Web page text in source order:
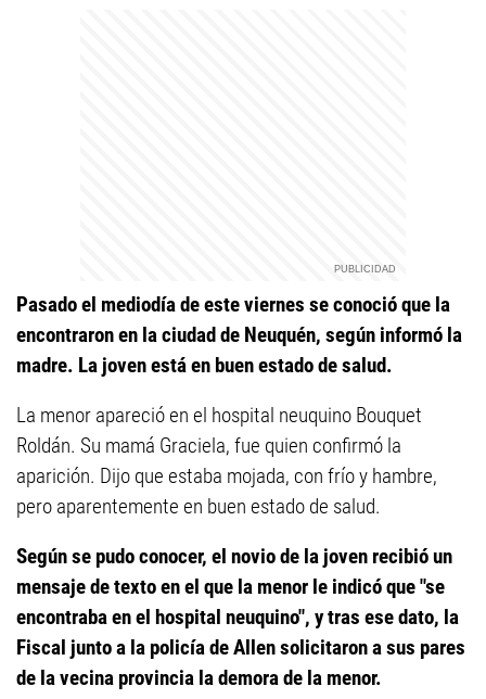
Pasado el mediodía de este viernes se conoció que la
encontraron en la ciudad de Neuquén, según informó la
madre. La joven está en buen estado de salud.
La menor apareció en el hospital neuquino Bouquet
Roldán. Su mamá Graciela, fue quien confirmó la
aparición. Dijo que estaba mojada, con frío y hambre,
pero aparentemente en buen estado de salud.
Según se pudo conocer, el novio de la joven recibió un
mensaje de texto en el que la menor le indicó que "se
encontraba en el hospital neuquino", y tras ese dato, la
Fiscal junto a la policía de Allen solicitaron a sus pares
de la vecina provincia la demora de la menor.